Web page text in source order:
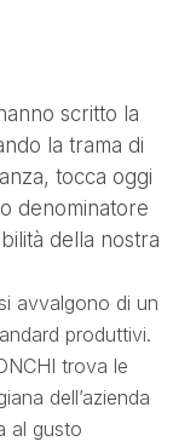
scritto la
la trama di
tocca oggi
denominatore
della nostra
avvalgono di un
produttivi.
trova le
dell’azienda
al gusto